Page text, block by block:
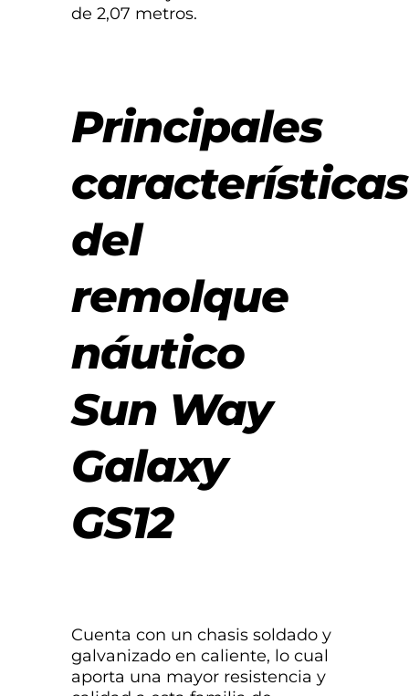
de 2,07 metros.
Principales
características
del
remolque
náutico
Sun Way
Galaxy
GS12
Cuenta con un chasis soldado y
galvanizado en caliente, lo cual
aporta una mayor resistencia y